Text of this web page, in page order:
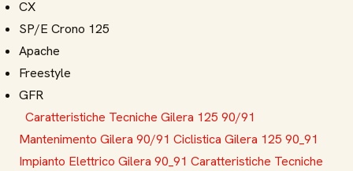
CX
SP/E Crono 125
Apache
Freestyle
GFR
Caratteristiche Tecniche Gilera 125 90/91
Mantenimento Gilera 90/91 Ciclistica Gilera 125 90_91
Impianto Elettrico Gilera 90_91 Caratteristiche Tecniche